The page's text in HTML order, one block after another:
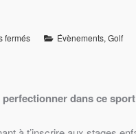
fermés Évènements, Golf
dans ce